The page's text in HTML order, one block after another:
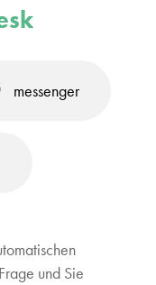
messenger
und Sie